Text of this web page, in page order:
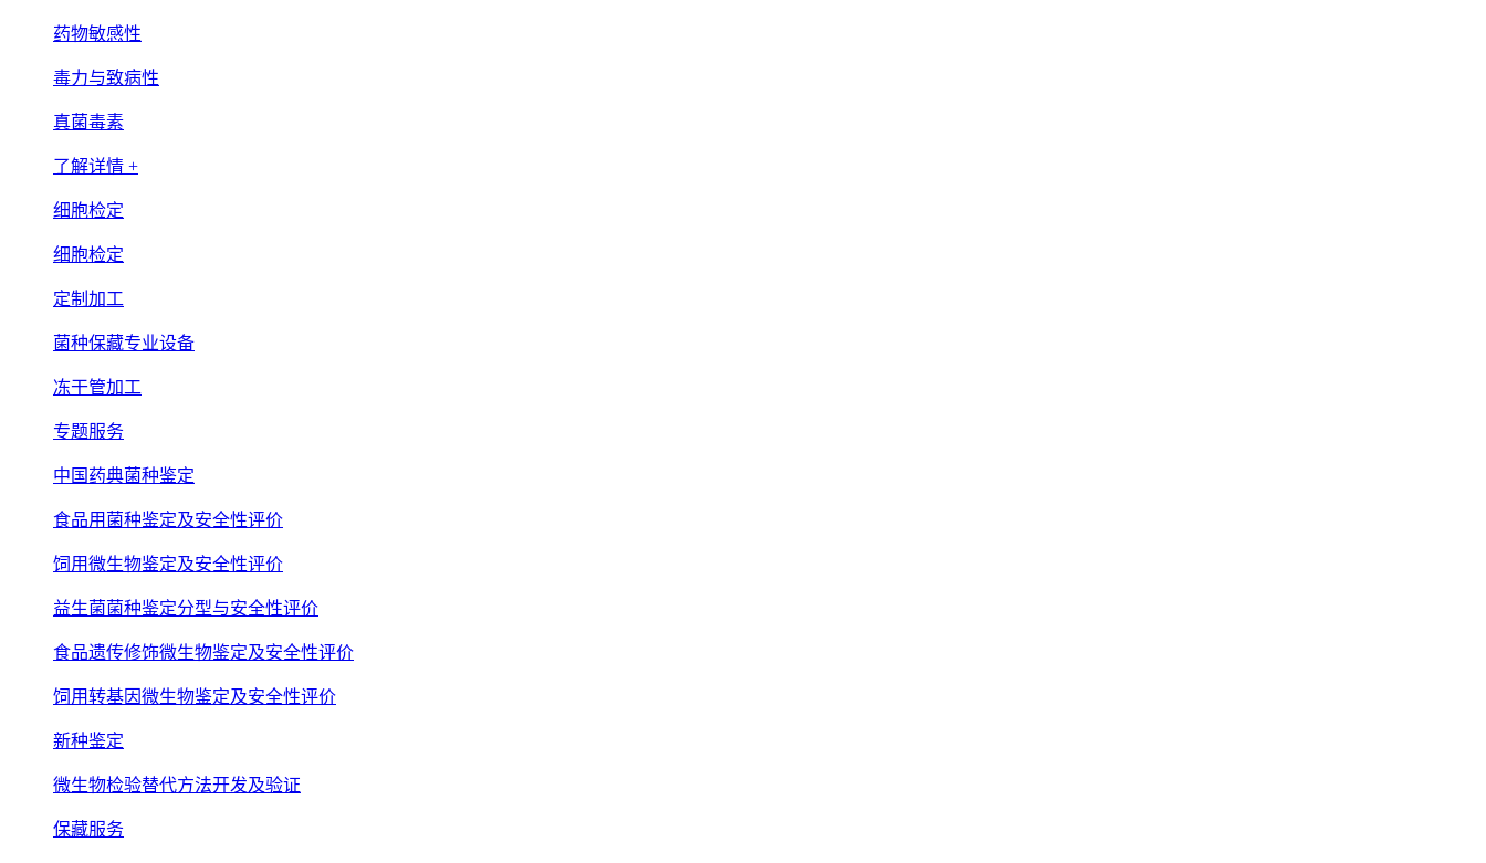
药物敏感性
毒力与致病性
真菌毒素
了解详情 +
细胞检定
细胞检定
定制加工
菌种保藏专业设备
冻干管加工
专题服务
中国药典菌种鉴定
食品用菌种鉴定及安全性评价
饲用微生物鉴定及安全性评价
益生菌菌种鉴定分型与安全性评价
食品遗传修饰微生物鉴定及安全性评价
饲用转基因微生物鉴定及安全性评价
新种鉴定
微生物检验替代方法开发及验证
保藏服务